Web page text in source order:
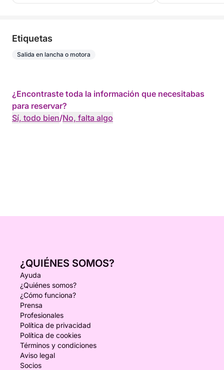
Etiquetas
Salida en lancha o motora
¿Encontraste toda la información que necesitabas
para reservar?
Sí, todo bien/No, falta algo
¿QUIÉNES SOMOS?
Ayuda
¿Quiénes somos?
¿Cómo funciona?
Prensa
Profesionales
Política de privacidad
Política de cookies
Términos y condiciones
Aviso legal
Socios